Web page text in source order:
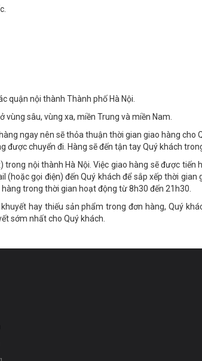
quận nội thành Thành phố Hà Nội.
vùng sâu, vùng xa, miền Trung và miền Nam.
ngay nên sẽ thỏa thuận thời gian giao hàng cho
chuyển đi. Hàng sẽ đến tận tay Quý khách
nội thành Hà Nội. Việc giao hàng sẽ được
gọi điện) đến Quý khách để sắp xếp thời
trong thời gian hoạt động từ 8h30 đến 21h30.
hay thiếu sản phẩm trong đơn hàng, Quý
sớm nhất cho Quý khách.